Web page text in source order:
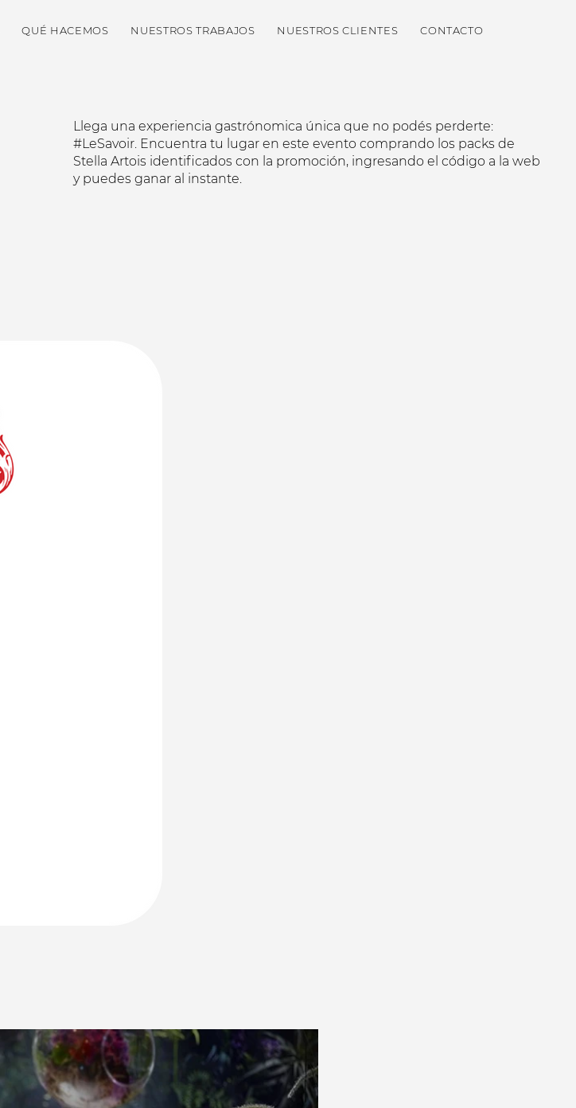
QUÉ HACEMOS NUESTROS TRABAJOS NUESTROS CLIENTES CONTACTO
Llega una experiencia gastrónomica única que no podés perderte:
#LeSavoir. Encuentra tu lugar en este evento comprando los packs de
Stella Artois identificados con la promoción, ingresando el código a la web
y puedes ganar al instante.